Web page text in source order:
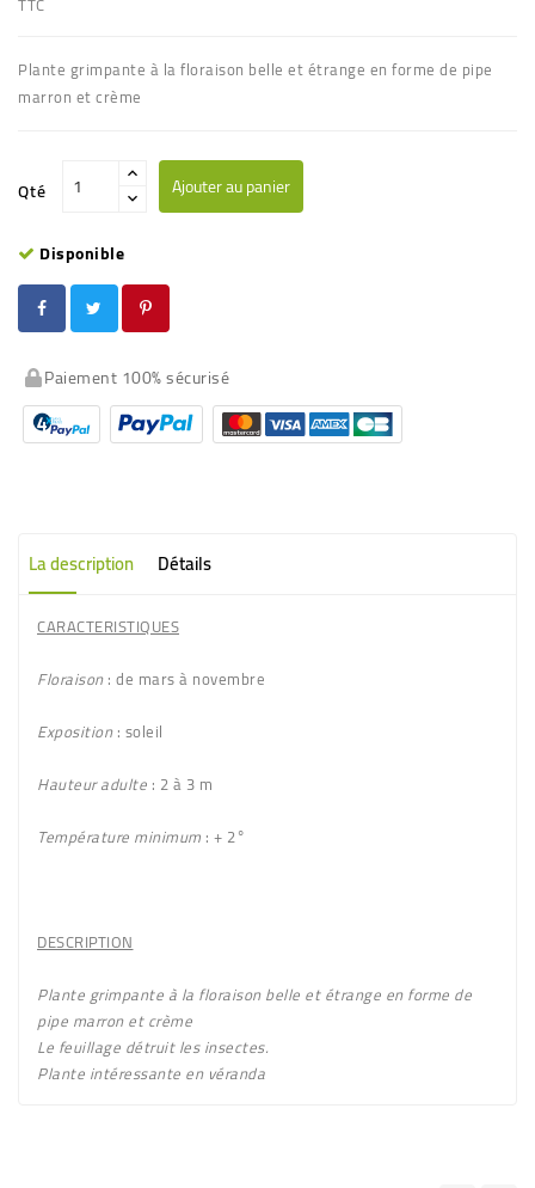
Plante grimpante à la floraison belle et étrange en forme de pipe
marron et crème
Qté Ajouter au panier
Disponible
Paiement 100% sécurisé
La description Détails
CARACTERISTIQUES
Floraison: de mars à novembre
Exposition: soleil
Hauteur adulte : 2 à 3 m
Température minimum : + 2°
DESCRIPTION
Plante grimpante à la floraisonbelle et étrange en forme de
pipe marron et crème
Le feuillage détruit les insectes.
Plante intéressante en véranda